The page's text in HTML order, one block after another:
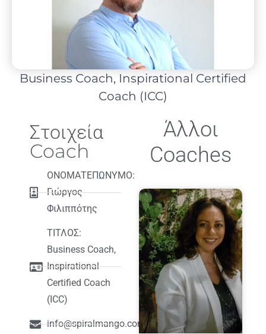
Business Coach, Inspirational Certified
Coach (ICC)
Στοιχεία
Coach
ΟΝΟΜΑΤΕΠΩΝΥΜΟ:
Γιώργος
Φιλιππότης
ΤΙΤΛΟΣ:
Business Coach,
Inspirational
Certified Coach
(ICC)
info@spiralmango.com
Άλλοι
Coaches